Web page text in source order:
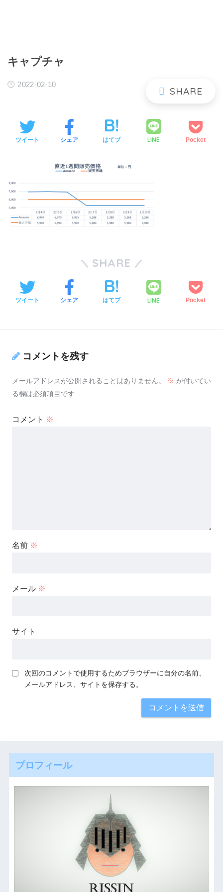
キャプチャ
2022-02-10
ツイート シェア はてブ LINE Pocket
SHARE
ツイート シェア はてブ LINE Pocket
コメントを残す
メールアドレスが公開されることはありません。 ※ が付いてい
る欄は必須項目です
コメント ※
名前 ※
メール ※
サイト
次回のコメントで使用するためブラウザーに自分の名前、
メールアドレス、サイトを保存する。
プロフィール